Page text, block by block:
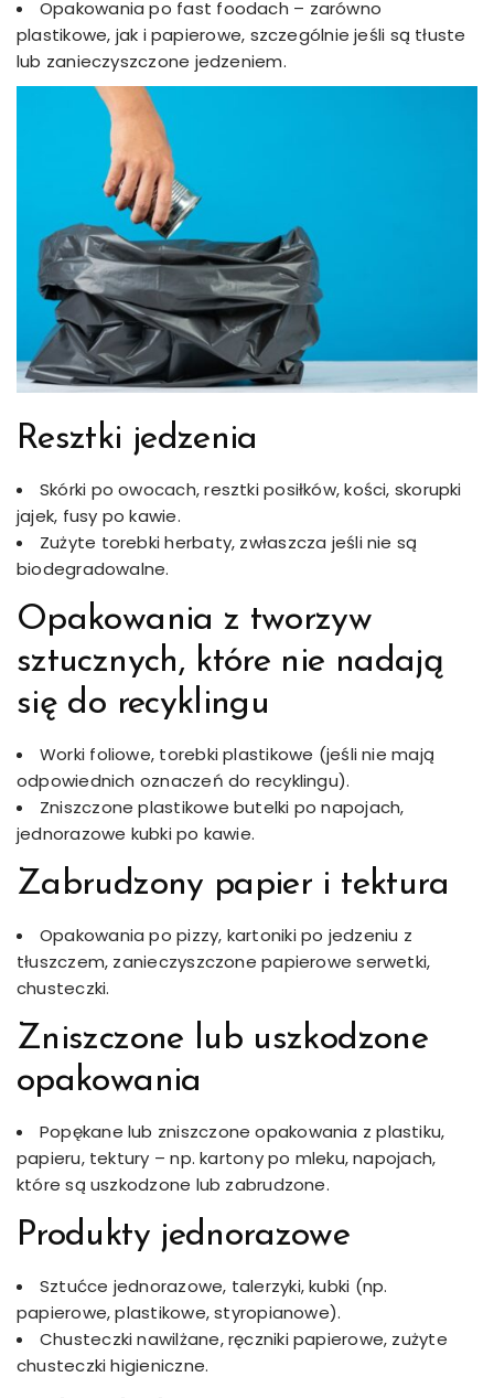
Opakowania po fast foodach – zarówno
plastikowe, jak i papierowe, szczególnie jeśli są tłuste
lub zanieczyszczone jedzeniem.
Resztki jedzenia
Skórki po owocach, resztki posiłków, kości, skorupki
jajek, fusy po kawie.
Zużyte torebki herbaty, zwłaszcza jeśli nie są
biodegradowalne.
Opakowania z tworzyw
sztucznych, które nie nadają
się do recyklingu
Worki foliowe, torebki plastikowe (jeśli nie mają
odpowiednich oznaczeń do recyklingu).
Zniszczone plastikowe butelki po napojach,
jednorazowe kubki po kawie.
Zabrudzony papier i tektura
Opakowania po pizzy, kartoniki po jedzeniu z
tłuszczem, zanieczyszczone papierowe serwetki,
chusteczki.
Zniszczone lub uszkodzone
opakowania
Popękane lub zniszczone opakowania z plastiku,
papieru, tektury – np. kartony po mleku, napojach,
które są uszkodzone lub zabrudzone.
Produkty jednorazowe
Sztućce jednorazowe, talerzyki, kubki (np.
papierowe, plastikowe, styropianowe).
Chusteczki nawilżane, ręczniki papierowe, zużyte
chusteczki higieniczne.